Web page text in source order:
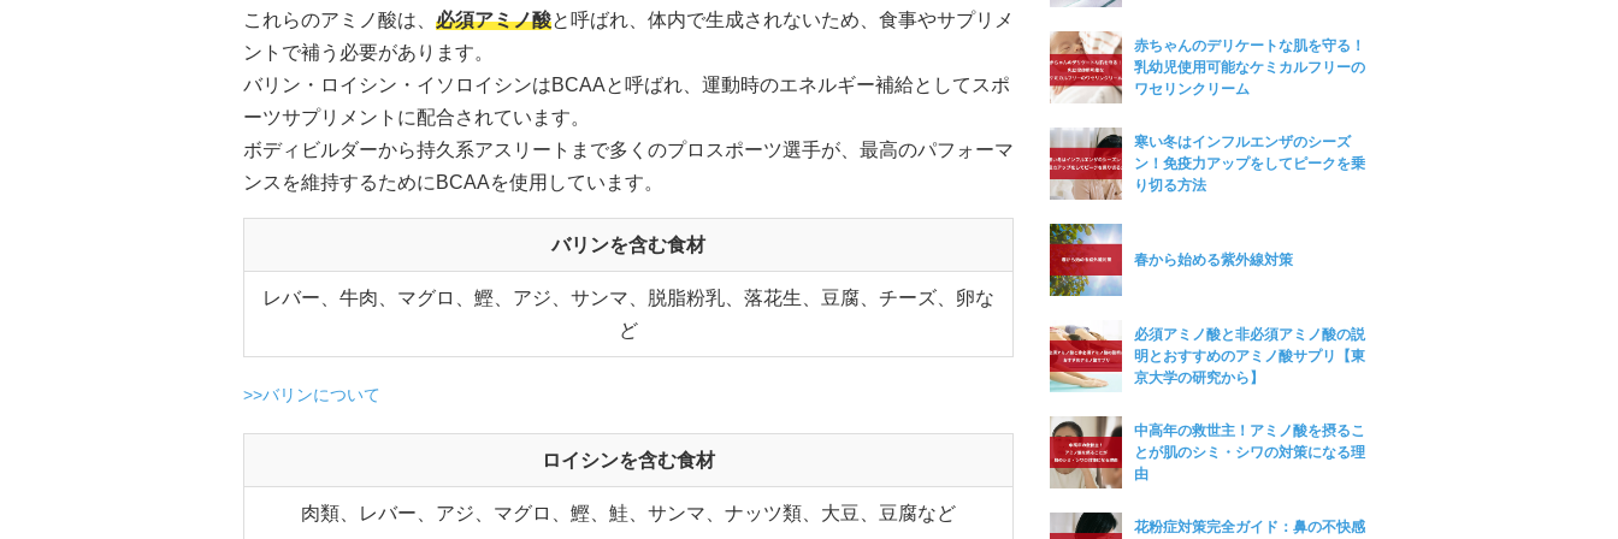
これらのアミノ酸は、 必須アミノ酸と呼ばれ、体内で生成されないため、食事やサプリメ
ントで補う必要があります。
バリン・ロイシン・イソロイシンはBCAAと呼ばれ、運動時のエネルギー補給としてスポ
ーツサプリメントに配合されています。
ボディビルダーから持久系アスリートまで多くのプロスポーツ選手が、最高のパフォーマ
ンスを維持するためにBCAAを使用しています。
バリンを含む食材
レバー、牛肉、マグロ、鰹、アジ、サンマ、脱脂粉乳、落花生、豆腐、チーズ、卵な
ど
>>バリンについて
ロイシンを含む食材
肉類、レバー、アジ、マグロ、鰹、鮭、サンマ、ナッツ類、大豆、豆腐など
赤ちゃんのデリケートな肌を守る！
乳幼児使用可能なケミカルフリーの
ワセリンクリーム
寒い冬はインフルエンザのシーズ
ン！免疫力アップをしてピークを乗
り切る方法
春から始める紫外線対策
必須アミノ酸と非必須アミノ酸の説
明とおすすめのアミノ酸サプリ【東
京大学の研究から】
中高年の救世主！アミノ酸を摂るこ
とが肌のシミ・シワの対策になる理
由
花粉症対策完全ガイド：鼻の不快感